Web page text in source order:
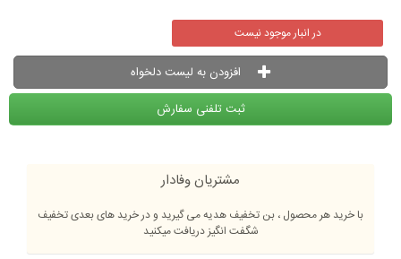
در انبار موجود نیست
افزودن به لیست دلخواه
ثبت تلفنی سفارش
مشتریان وفادار
با خرید هر محصول ، بن تخفیف هدیه می گیرید و در خرید های بعدی تخفیف
شگفت انگیز دریافت میکنید